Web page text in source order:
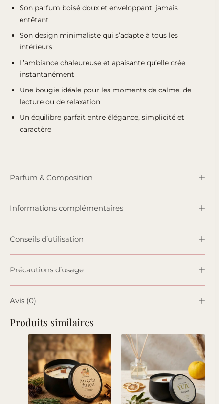
Son parfum boisé doux et enveloppant, jamais
entêtant
Son design minimaliste qui s’adapte à tous les
intérieurs
L’ambiance chaleureuse et apaisante qu’elle crée
instantanément
Une bougie idéale pour les moments de calme, de
lecture ou de relaxation
Un équilibre parfait entre élégance, simplicité et
caractère
Parfum & Composition
Informations complémentaires
Conseils d’utilisation
Précautions d’usage
Avis (0)
Produits similaires